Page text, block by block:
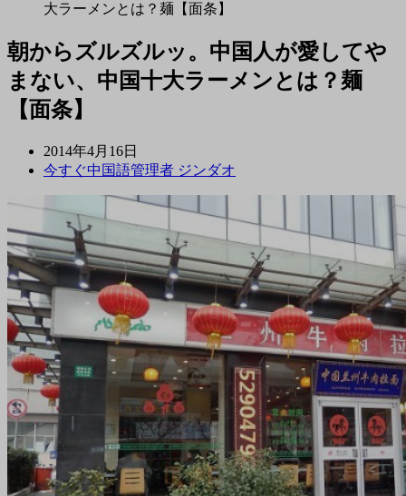
大ラーメンとは？麺【面条】
朝からズルズルッ。中国人が愛してや
まない、中国十大ラーメンとは？麺
【面条】
2014年4月16日
今すぐ中国語管理者 ジンダオ